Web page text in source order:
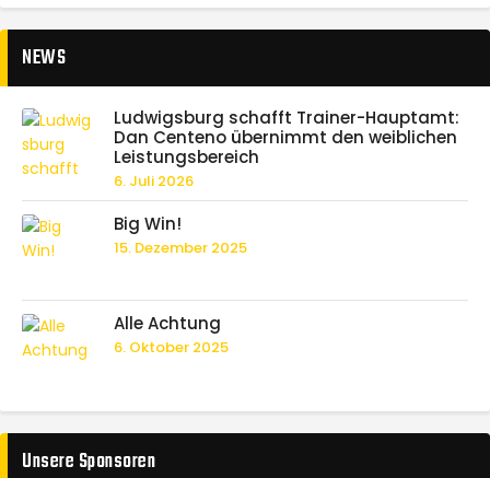
NEWS
Ludwigsburg schafft Trainer-Hauptamt:
Dan Centeno übernimmt den weiblichen
Leistungsbereich
6. Juli 2026
Big Win!
15. Dezember 2025
Alle Achtung
6. Oktober 2025
Unsere Sponsoren